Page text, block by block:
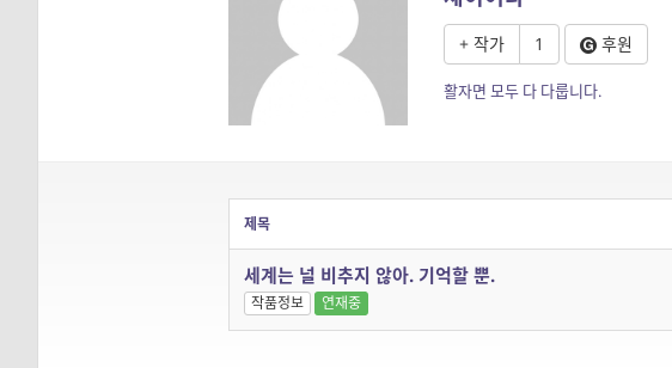
+ 작가 1 후원
활자면 모두 다 다룹니다.
제목
세계는 널 비추지 않아. 기억할 뿐.
작품정보 연재중